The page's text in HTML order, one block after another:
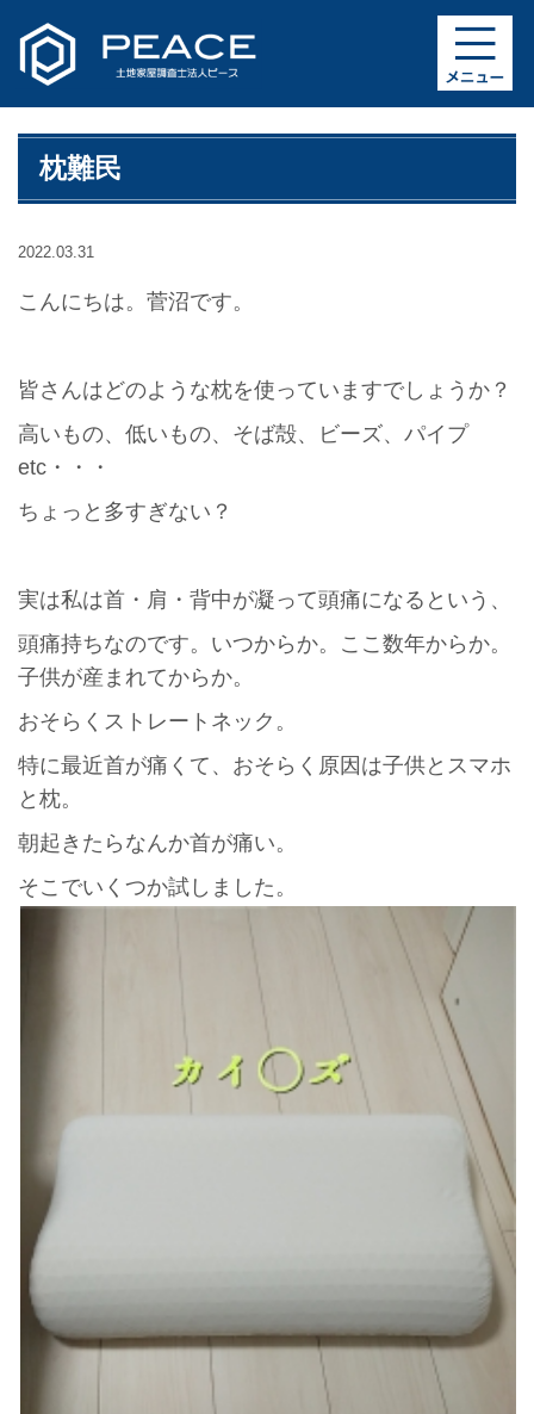
枕難民
2022.03.31
こんにちは。菅沼です。
皆さんはどのような枕を使っていますでしょうか？
高いもの、低いもの、そば殻、ビーズ、パイプ
etc・・・
ちょっと多すぎない？
実は私は首・肩・背中が凝って頭痛になるという、
頭痛持ちなのです。いつからか。ここ数年からか。
子供が産まれてからか。
おそらくストレートネック。
特に最近首が痛くて、おそらく原因は子供とスマホ
と枕。
朝起きたらなんか首が痛い。
そこでいくつか試しました。